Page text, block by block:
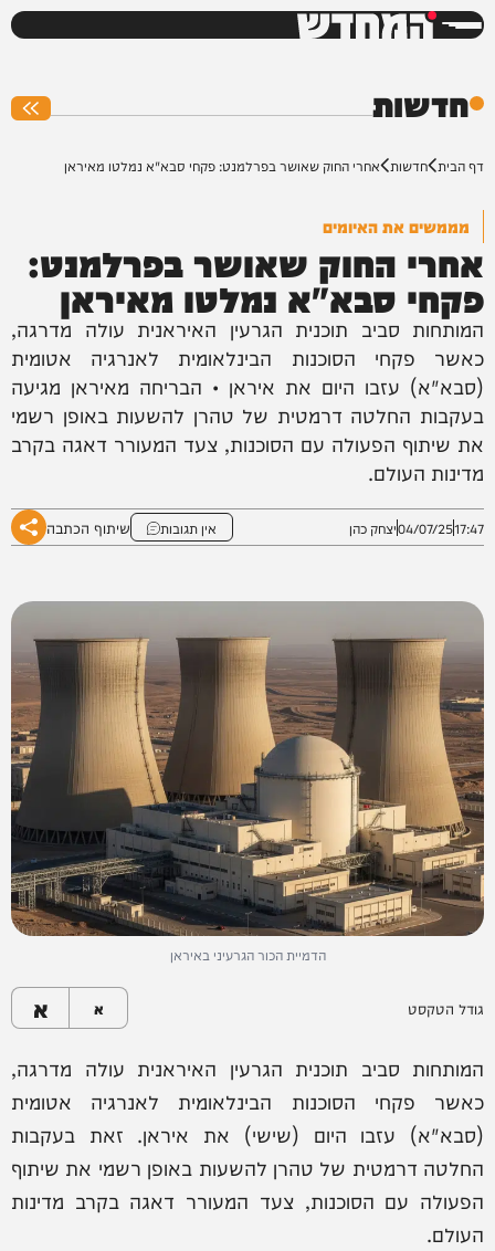
המחדש
חדשות
דף הבית חדשות אחרי החוק שאושר בפרלמנט: פקחי סבא"א נמלטו מאיראן
מממשים את האיומים
אחרי החוק שאושר בפרלמנט:
פקחי סבא"א נמלטו מאיראן
המותחות סביב תוכנית הגרעין האיראנית עולה מדרגה,
כאשר פקחי הסוכנות הבינלאומית לאנרגיה אטומית
(סבא"א) עזבו היום את איראן • הבריחה מאיראן מגיעה
בעקבות החלטה דרמטית של טהרן להשעות באופן רשמי
את שיתוף הפעולה עם הסוכנות, צעד המעורר דאגה בקרב
מדינות העולם.
17:47
04/07/25יצחק כהן אין תגובות שיתוף הכתבה
הדמיית הכור הגרעיני באיראן
גודל הטקסט א א
המותחות סביב תוכנית הגרעין האיראנית עולה מדרגה,
כאשר פקחי הסוכנות הבינלאומית לאנרגיה אטומית
(סבא"א) עזבו היום (שישי) את איראן. זאת בעקבות
החלטה דרמטית של טהרן להשעות באופן רשמי את שיתוף
הפעולה עם הסוכנות, צעד המעורר דאגה בקרב מדינות
העולם.